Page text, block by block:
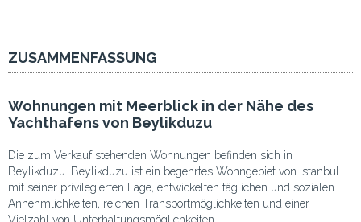
ZUSAMMENFASSUNG
Wohnungen mit Meerblick in der Nähe des
Yachthafens von Beylikduzu
Die zum Verkauf stehenden Wohnungen befinden sich in
Beylikduzu. Beylikduzu ist ein begehrtes Wohngebiet von Istanbul
mit seiner privilegierten Lage, entwickelten täglichen und sozialen
Annehmlichkeiten, reichen Transportmöglichkeiten und einer